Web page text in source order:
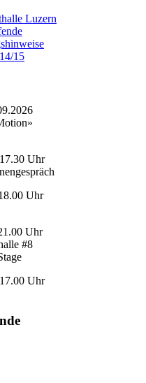
Luzern
15
Uhr
Uhr
Uhr
#8
Uhr